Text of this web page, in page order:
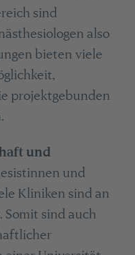
sind
also
bieten viele
projektgebunden
und
und
Kliniken sind an
Somit sind auch